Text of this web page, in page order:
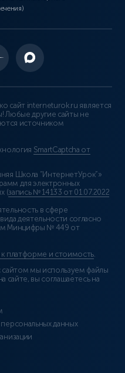
сайт interneturok.ru является
Любые другие сайты не
источником
SmartCaptcha от
Школа “ИнтернетУрок”»
для электронных
(запись № 14133 от 01.07.2022
в сфере
деятельности согласно
Минцифры № 449 от
платформе и стоимость.
мы используем файлы
сайте, вы соглашаетесь на
данных